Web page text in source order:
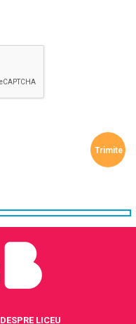
DESPRE LICEU